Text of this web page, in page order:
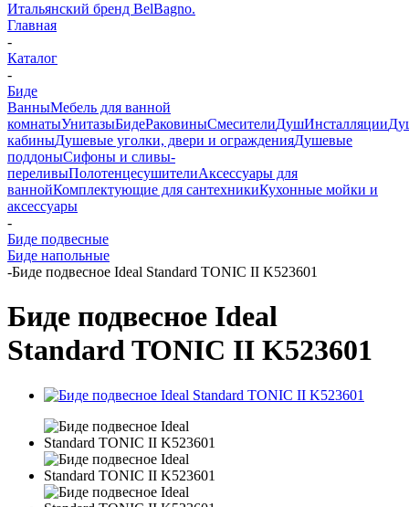
Итальянский бренд BelBagno.
Главная
-
Каталог
-
Биде
ВанныМебель для ванной
комнатыУнитазыБидеРаковиныСмесителиДушИнсталляции
кабиныДушевые уголки, двери и огражденияДушевые
поддоныСифоны и сливы-
переливыПолотенцесушителиАксессуары для
ваннойКомплектующие для сантехникиКухонные мойки и
аксессуары
-
Биде подвесные
Биде напольные
-Биде подвесное Ideal Standard TONIC II K523601
Биде подвесное Ideal
Standard TONIC II K523601